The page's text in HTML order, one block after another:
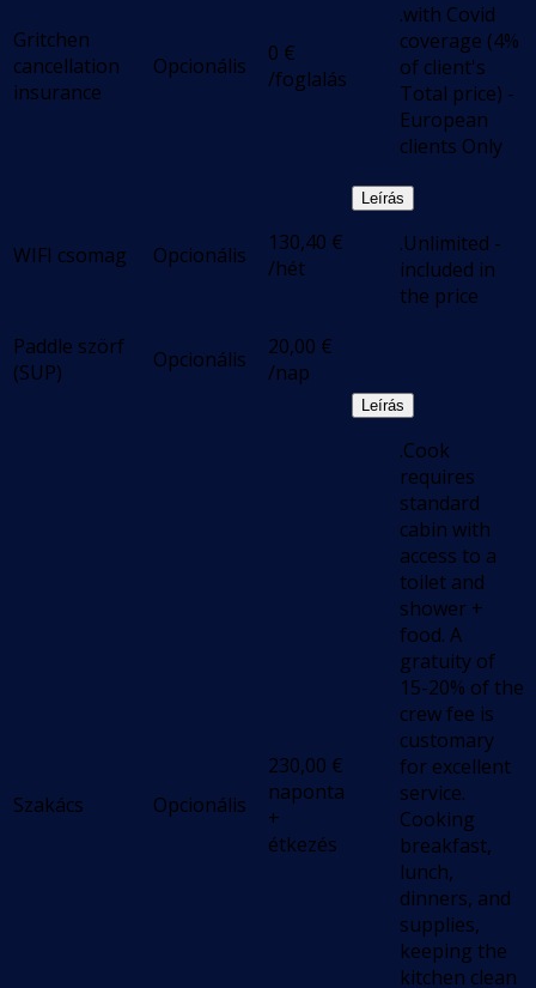
Gritchen
cancellation
insurance
Opcionális 0 €
/foglalás
.with Covid
coverage (4%
of client's
Total price) -
European
clients Only
WIFI csomag Opcionális 130,40 €
/hét
Leírás
.Unlimited -
included in
the price
Paddle szörf
(SUP)
Opcionális 20,00 €
/nap
Szakács Opcionális
230,00 €
naponta
+
étkezés
Leírás
.Cook
requires
standard
cabin with
access to a
toilet and
shower +
food. A
gratuity of
15-20% of the
crew fee is
customary
for excellent
service.
Cooking
breakfast,
lunch,
dinners, and
supplies,
keeping the
kitchen clean